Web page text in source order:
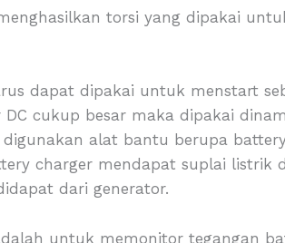
torsi yang dipakai
dapat dipakai untuk menstart
cukup besar maka dipakai
alat bantu berupa
charger mendapat suplai listrik
dari generator.
untuk memonitor tegangan